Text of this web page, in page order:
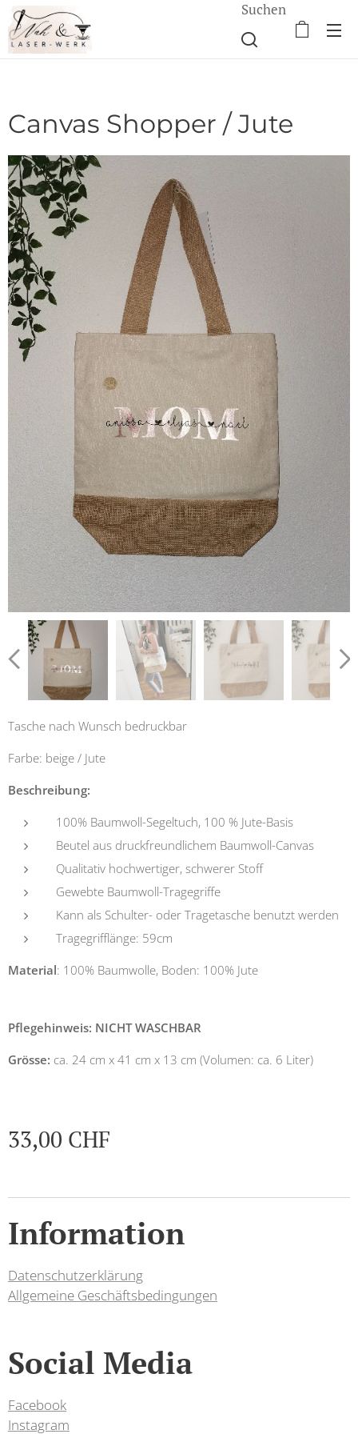
Suchen
Canvas Shopper / Jute
Tasche nach Wunsch bedruckbar
Farbe: beige / Jute
Beschreibung:
100% Baumwoll-Segeltuch, 100 % Jute-Basis
Beutel aus druckfreundlichem Baumwoll-Canvas
Qualitativ hochwertiger, schwerer Stoff
Gewebte Baumwoll-Tragegriffe
Kann als Schulter- oder Tragetasche benutzt werden
Tragegrifflänge: 59cm
Material: 100% Baumwolle, Boden: 100% Jute
Pflegehinweis: NICHT WASCHBAR
Grösse: ca. 24 cm x 41 cm x 13 cm (Volumen: ca. 6 Liter)
33,00 CHF
Information
Datenschutzerklärung
Allgemeine Geschäftsbedingungen
Social Media
Facebook
Instagram